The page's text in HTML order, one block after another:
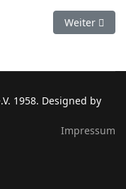
Nächster
Weiter
1958. Designed by
Impressum